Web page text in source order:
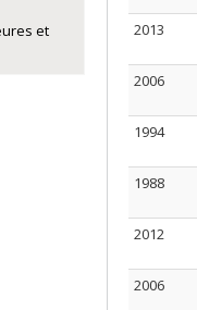
2013
2006
1994
1988
2012
2006
et